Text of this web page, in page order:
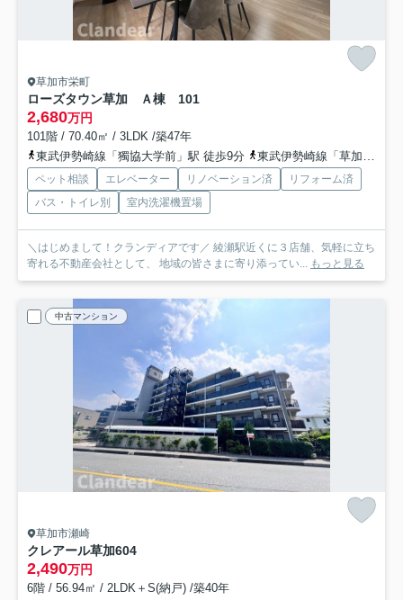
草加市栄町
ローズタウン草加 Ａ棟 101
2,680万円
101階 / 70.40㎡ / 3LDK /築47年
東武伊勢崎線「獨協大学前」駅 徒歩9分
東武伊勢崎線「草加」駅 徒歩17分
ペット相談 エレベーター リノベーション済
リフォーム済
バス・トイレ別
室内洗濯機置場
＼はじめまして！クランディアです／ 綾瀬駅近くに３店舗、気軽に立ち
寄れる不動産会社として、 地域の皆さまに寄り添ってい... もっと見る
中古マンション
草加市瀬崎
クレアール草加604
2,490万円
6階 / 56.94㎡ / 2LDK＋S(納戸) /築40年